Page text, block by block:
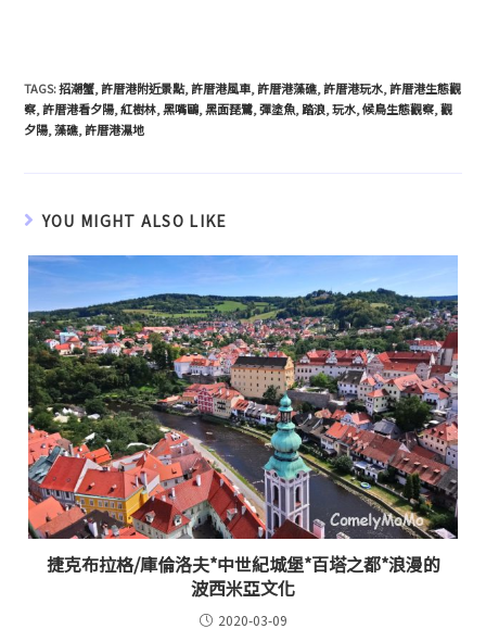
TAGS:招潮蟹, 許厝港附近景點, 許厝港風車, 許厝港藻礁, 許厝港玩水, 許厝港生態觀
察, 許厝港看夕陽, 紅樹林, 黑嘴鷗, 黑面琵鷺, 彈塗魚, 踏浪, 玩水, 候鳥生態觀察, 觀
夕陽, 藻礁, 許厝港濕地
YOU MIGHT ALSO LIKE
捷克布拉格/庫倫洛夫*中世紀城堡*百塔之都*浪漫的
波西米亞文化
2020-03-09